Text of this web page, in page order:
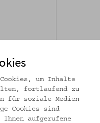
um Inhalte
fortlaufend zu
für soziale Medien
Cookies sind
aufgerufene